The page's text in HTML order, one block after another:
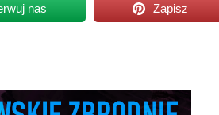
nas Zapisz